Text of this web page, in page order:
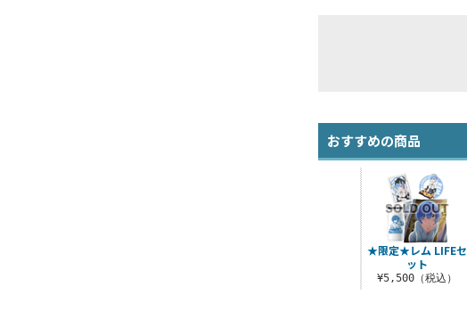
おすすめの商品
★限定★レム LIFEセ
ット
¥5,500（税込）